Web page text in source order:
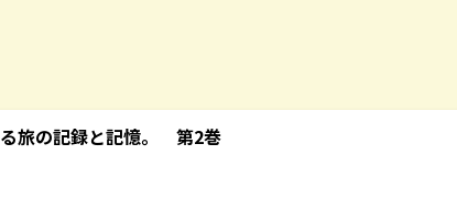
旅の記録と記憶。 第2巻